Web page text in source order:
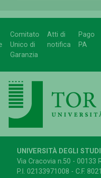
Comitato
Unico di
Garanzia
Atti di
notifica
Pago
PA
UNIVERSITÀ DEGLI
Via Cracovia n.50 - 00133
P.I. 02133971008 - C.F.